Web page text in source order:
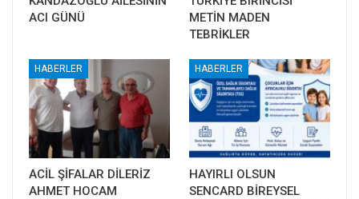
ACI GÜNÜ
METİN MADEN
TEBRİKLER
HABERLER
ACİL ŞİFALAR DİLERİZ
AHMET HOCAM
HABERLER
HAYIRLI OLSUN
SENCARD BİREYSEL